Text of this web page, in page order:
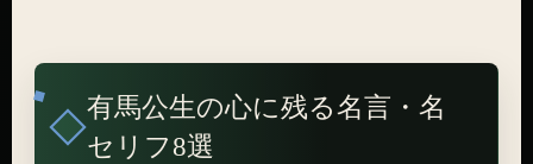
有馬公生の心に残る名言・名
セリフ8選